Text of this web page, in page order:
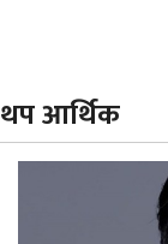
थप आर्थिक